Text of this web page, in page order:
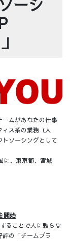
ーシ
ームがあなたの仕事
ス系の業務（人
ソーシングとして
に、東京都、宮城
開始
ることで人に頼らな
の「チームプラ